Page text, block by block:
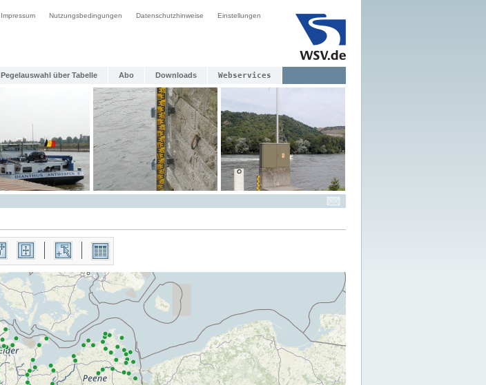
Impressum Nutzungsbedingungen Datenschutzhinweise Einstellungen
Pegelauswahl über Tabelle Abo Downloads Webservices